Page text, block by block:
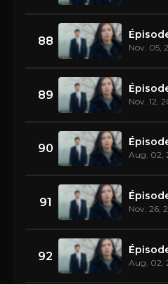
88 Nov. 05,
89 Nov. 12,
90 Aug. 02,
91 Nov. 26,
92 Aug. 02,